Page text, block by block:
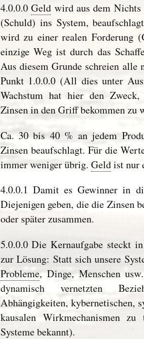
4.0.0.0Geld wird aus dem
(Schuld) ins System,
wird zu einer realen
einzige Weg ist durch das
Aus diesem Grunde schreien alle
Punkt 1.0.0.0 (All dies unter
Wachstum hat hier den Zweck,
Zinsen in den Griff bekommen zu
Ca. 30 bis 40 % an jedem
Zinsen beaufschlagt. Für die
immer weniger übrig. Geldist nur
4.0.0.1 Damit es Gewinner in
Diejenigen geben, die die Zinsen
oder später zusammen.
5.0.0.0 Die Kernaufgabe steckt
zur Lösung: Statt sich unsere
Probleme, Dinge, Menschen
dynamisch vernetzten
Abhängigkeiten, kybernetischen,
kausalen Wirkmechanismen
Systeme bekannt).